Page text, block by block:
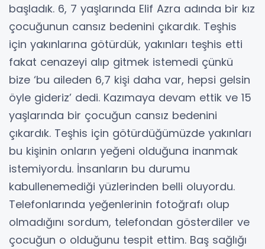
başladık. 6, 7 yaşlarında Elif Azra adında bir kız
çocuğunun cansız bedenini çıkardık. Teşhis
için yakınlarına götürdük, yakınları teşhis etti
fakat cenazeyi alıp gitmek istemedi çünkü
bize ‘bu aileden 6,7 kişi daha var, hepsi gelsin
öyle gideriz’ dedi. Kazımaya devam ettik ve 15
yaşlarında bir çocuğun cansız bedenini
çıkardık. Teşhis için götürdüğümüzde yakınları
bu kişinin onların yeğeni olduğuna inanmak
istemiyordu. İnsanların bu durumu
kabullenemediği yüzlerinden belli oluyordu.
Telefonlarında yeğenlerinin fotoğrafı olup
olmadığını sordum, telefondan gösterdiler ve
çocuğun o olduğunu tespit ettim. Baş sağlığı